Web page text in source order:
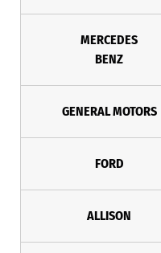
MERCEDES
BENZ
GENERAL MOTORS
FORD
ALLISON